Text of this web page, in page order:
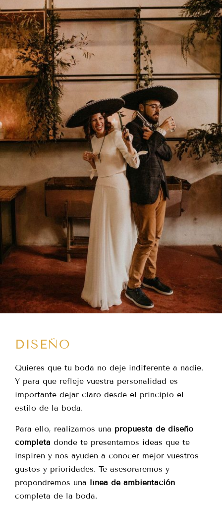
DISEÑO
Quieres que tu boda no deje indiferente a nadie.
Y para que refleje vuestra personalidad es
importante dejar claro desde el principio el
estilo de la boda.
Para ello, realizamos una propuesta de diseño
completa donde te presentamos ideas que te
inspiren y nos ayuden a conocer mejor vuestros
gustos y prioridades. Te asesoraremos y
propondremos una línea de ambientación
completa de la boda.